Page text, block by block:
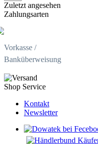
Zuletzt angesehen
Zahlungsarten
Vorkasse /
Banküberweisung
Shop Service
Kontakt
Newsletter